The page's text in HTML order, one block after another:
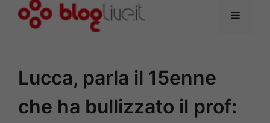
Menu
Lucca, parla il 15enne
che ha bullizzato il prof: